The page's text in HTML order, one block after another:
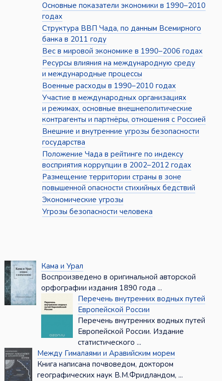
Основные показатели экономики в 1990–2010
годах
Структура ВВП Чада, по данным Всемирного
банка в 2011 году
Вес в мировой экономике в 1990–2006 годах
Ресурсы влияния на международную среду
и международные процессы
Военные расходы в 1990–2010 годах
Участие в международных организациях
и режимах, основные внешнеполитические
контрагенты и партнёры, отношения с Россией
Внешние и внутренние угрозы безопасности
государства
Положение Чада в рейтинге по индексу
восприятия коррупции в 2002–2012 годах
Размещение территории страны в зоне
повышенной опасности стихийных бедствий
Экономические угрозы
Угрозы безопасности человека
Кама и Урал
Воспроизведено в оригинальной авторской
орфографии издания 1890 года ...
Перечень внутренних водных путей
Европейской России
Перечень внутренних водных путей
Европейской России. Издание
статистического ...
Между Гималаями и Аравийским морем
Книга написана почвоведом, доктором
географических наук В.М.Фридландом, ...